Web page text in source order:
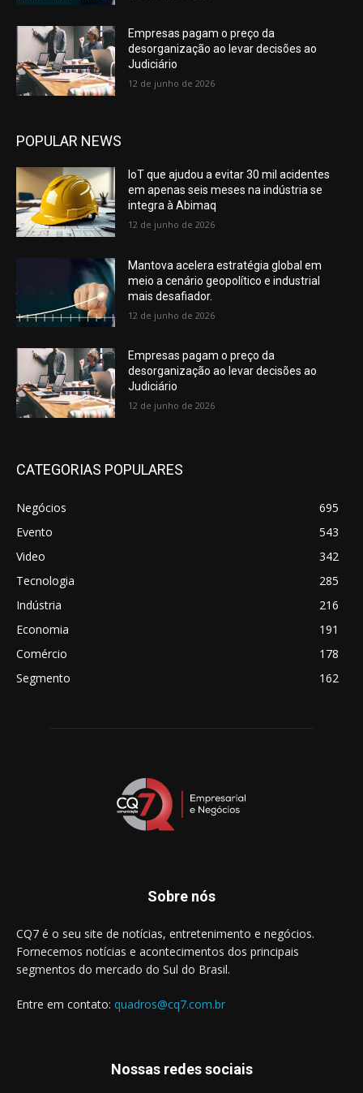
Empresas pagam o preço da
desorganização ao levar decisões ao
Judiciário
12 de junho de 2026
POPULAR NEWS
IoT que ajudou a evitar 30 mil acidentes
em apenas seis meses na indústria se
integra à Abimaq
12 de junho de 2026
Mantova acelera estratégia global em
meio a cenário geopolítico e industrial
mais desafiador.
12 de junho de 2026
Empresas pagam o preço da
desorganização ao levar decisões ao
Judiciário
12 de junho de 2026
CATEGORIAS POPULARES
Negócios
695
Evento
543
Video
342
Tecnologia
285
Indústria
216
Economia
191
Comércio
178
Segmento
162
Sobre nós
CQ7 é o seu site de notícias, entretenimento e negócios.
Fornecemos notícias e acontecimentos dos principais
segmentos do mercado do Sul do Brasil.
Entre em contato: quadros@cq7.com.br
Nossas redes sociais